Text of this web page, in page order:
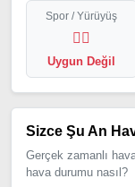
Spor / Yürüyüş
🏃‍♂️
Uygun Değil
Sizce Şu An
Gerçek zamanlı
hava durumu nasıl?